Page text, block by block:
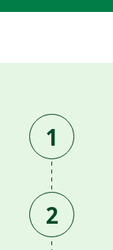
1
2